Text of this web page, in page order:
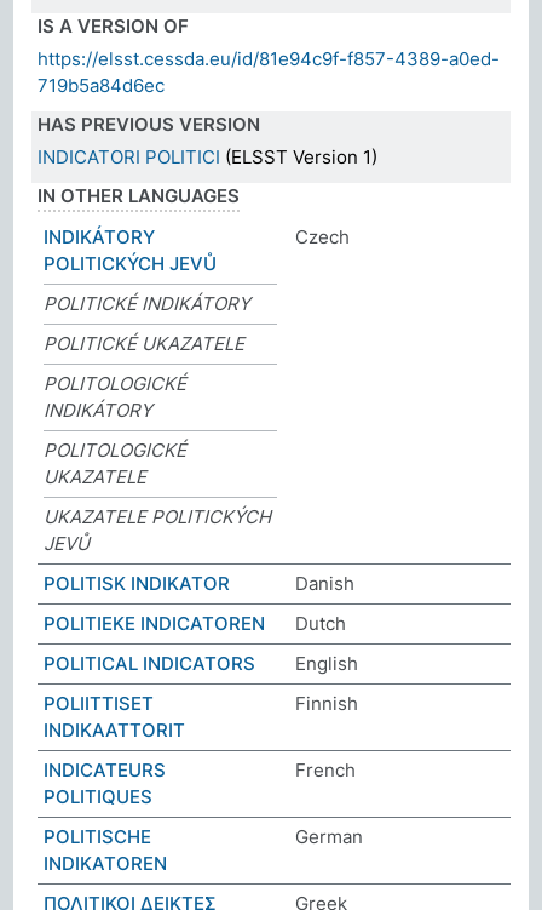
IS A VERSION OF
https://elsst.cessda.eu/id/81e94c9f-f857-4389-a0ed-
719b5a84d6ec
HAS PREVIOUS VERSION
INDICATORI POLITICI (ELSST Version 1)
IN OTHER LANGUAGES
INDIKÁTORY
POLITICKÝCH JEVŮ
Czech
POLITICKÉ INDIKÁTORY
POLITICKÉ UKAZATELE
POLITOLOGICKÉ
INDIKÁTORY
POLITOLOGICKÉ
UKAZATELE
UKAZATELE POLITICKÝCH
JEVŮ
POLITISK INDIKATOR
Danish
POLITIEKE INDICATOREN
Dutch
POLITICAL INDICATORS
English
POLIITTISET
INDIKAATTORIT
Finnish
INDICATEURS
POLITIQUES
French
POLITISCHE
INDIKATOREN
German
ΠΟΛΙΤΙΚΟΙ ΔEIΚΤΕΣ Greek